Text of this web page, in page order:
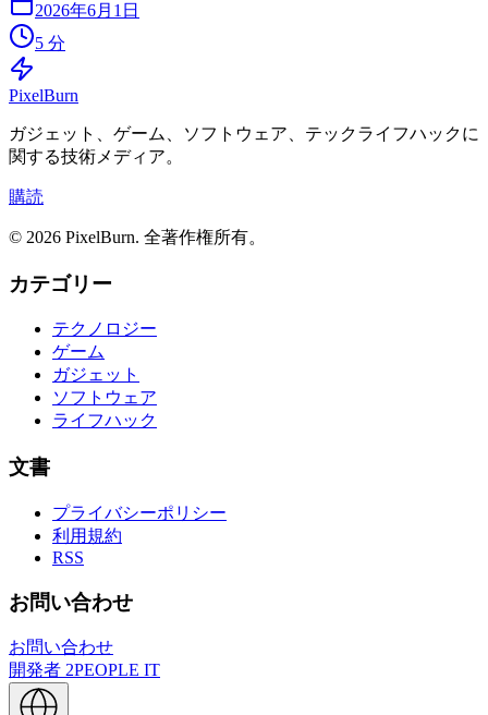
2026年6月1日
5 分
PixelBurn
ガジェット、ゲーム、ソフトウェア、テックライフハックに
関する技術メディア。
購読
© 2026 PixelBurn. 全著作権所有。
カテゴリー
テクノロジー
ゲーム
ガジェット
ソフトウェア
ライフハック
文書
プライバシーポリシー
利用規約
RSS
お問い合わせ
お問い合わせ
開発者 2PEOPLE IT